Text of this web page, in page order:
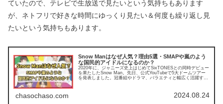
ていたので、テレビで生放送で見たいという気持ちもあります
が、ネトフリで好きな時間にゆっくり見たい＆何度も繰り返し見
たいという気持ちもあります。
Snow Manはなぜ人気？理由5選・SMAPや嵐のよう
な国民的アイドルになるのか？
2020年に、ジャニーズ史上はじめてSixTONESとの同時デビュー
を果たしたSnow Man。先日、公式YouTubeで5大ドームツアー
を発表しました。冠番組やドラマ、バラエティと幅広く活躍する
chasochaso.com 2024.08.24